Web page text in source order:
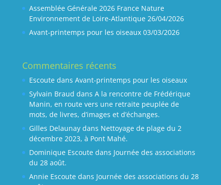
Assemblée Générale 2026 France Nature
Environnement de Loire-Atlantique 26/04/2026
Avant-printemps pour les oiseaux 03/03/2026
Commentaires récents
Escoutedans Avant-printemps pour les oiseaux
Sylvain Braud dans A la rencontre de Frédérique
Manin, en route vers une retraite peuplée de
mots, de livres, d’images et d’échanges.
Gilles Delaunaydans Nettoyage de plage du 2
décembre 2023, à Pont Mahé.
Dominique Escoutedans Journée des associations
du 28 août.
Annie Escoutedans Journée des associations du 28